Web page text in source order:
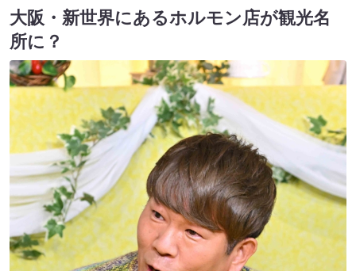
大阪・新世界にあるホルモン店が観光名
所に？